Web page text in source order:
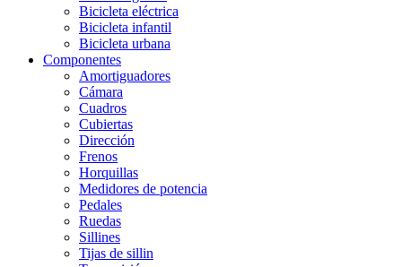
Bicicleta eléctrica
Bicicleta infantil
Bicicleta urbana
Componentes
Amortiguadores
Cámara
Cuadros
Cubiertas
Dirección
Frenos
Horquillas
Medidores de potencia
Pedales
Ruedas
Sillines
Tijas de sillin